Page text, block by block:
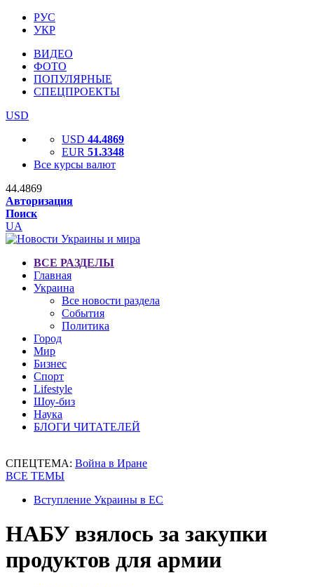
РУС
УКР
ВИДЕО
ФОТО
ПОПУЛЯРНЫЕ
СПЕЦПРОЕКТЫ
USD
USD 44.4869
EUR 51.3348
Все курсы валют
44.4869
Авторизация
Поиск
UA
ВСЕ РАЗДЕЛЫ
Главная
Украина
Все новости раздела
События
Политика
Город
Мир
Бизнес
Спорт
Lifestyle
Шоу-биз
Наука
БЛОГИ ЧИТАТЕЛЕЙ
СПЕЦТЕМА: Война в Иране
ВСЕ ТЕМЫ
Вступление Украины в ЕС
НАБУ взялось за закупки
продуктов для армии